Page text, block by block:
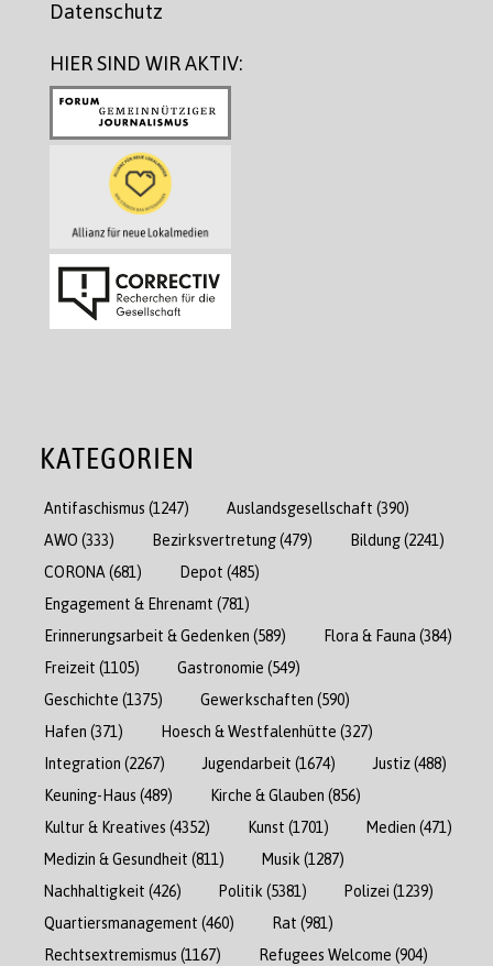
Datenschutz
HIER SIND WIR AKTIV:
KATEGORIEN
Antifaschismus (1247) Auslandsgesellschaft (390)
AWO (333) Bezirksvertretung(479) Bildung(2241)
CORONA (681) Depot (485)
Engagement & Ehrenamt (781)
Erinnerungsarbeit & Gedenken (589) Flora & Fauna (384)
Freizeit (1105) Gastronomie (549)
Geschichte (1375) Gewerkschaften (590)
Hafen (371) Hoesch & Westfalenhütte (327)
Integration (2267) Jugendarbeit (1674) Justiz(488)
Keuning-Haus (489) Kirche & Glauben (856)
Kultur & Kreatives (4352) Kunst (1701) Medien (471)
Medizin & Gesundheit (811) Musik (1287)
Nachhaltigkeit (426) Politik (5381) Polizei (1239)
Quartiersmanagement (460) Rat (981)
Rechtsextremismus (1167) Refugees Welcome (904)